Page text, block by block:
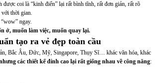
coi là “kinh điển” lại rất bình tĩnh, rất đơn giản, rất rõ
với thời gian.
ngay.
ở, muốn làm việc, muốn quay lại.
tạo ra vẻ đẹp toàn cầu
Bắc Âu, Đức, Mỹ, Singapore, Thụy Sĩ… khác văn hóa, khác
các thiết kế đỉnh cao lại rất giống nhau về công năng: